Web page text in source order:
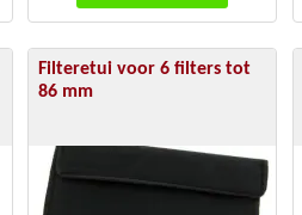
Filteretui voor 6 filters tot
86 mm